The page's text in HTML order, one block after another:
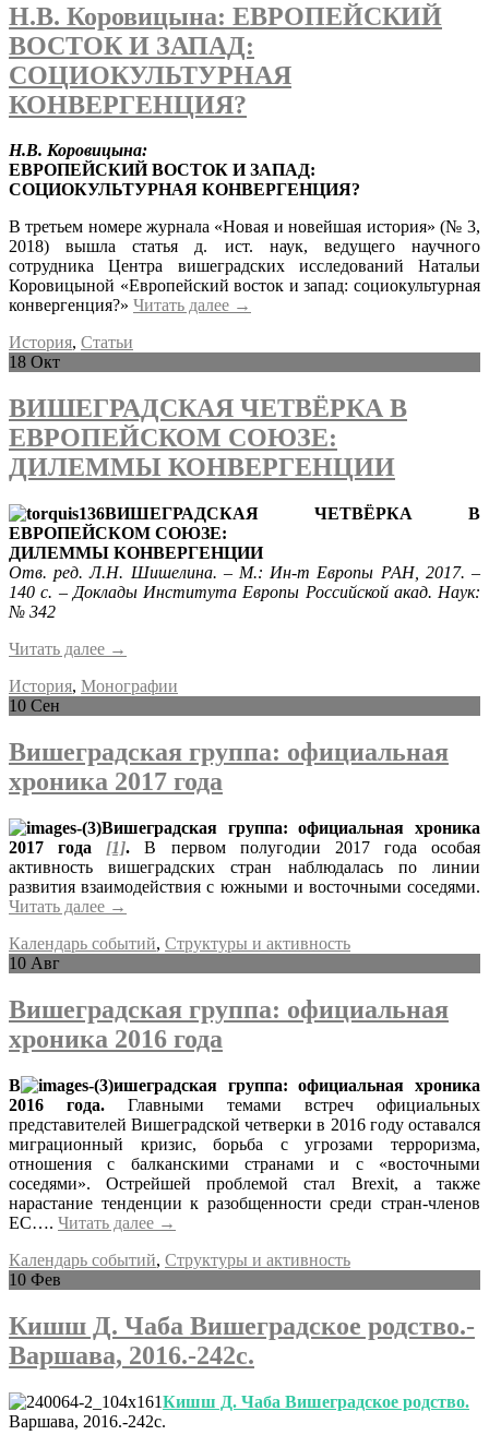
Н.В. Коровицына: ЕВРОПЕЙСКИЙ
ВОСТОК И ЗАПАД:
СОЦИОКУЛЬТУРНАЯ
КОНВЕРГЕНЦИЯ?
Н.В. Коровицына:
ЕВРОПЕЙСКИЙ ВОСТОК И ЗАПАД:
СОЦИОКУЛЬТУРНАЯ КОНВЕРГЕНЦИЯ?
В третьем номере журнала «Новая и новейшая история» (№ 3,
2018) вышла статья д. ист. наук, ведущего научного
сотрудника Центра вишеградских исследований Натальи
Коровицыной «Европейский восток и запад: социокультурная
конвергенция?» Читать далее →
История, Статьи
18 Окт
ВИШЕГРАДСКАЯ ЧЕТВЁРКА В
ЕВРОПЕЙСКОМ СОЮЗЕ:
ДИЛЕММЫ КОНВЕРГЕНЦИИ
ВИШЕГРАДСКАЯ ЧЕТВЁРКА В
ЕВРОПЕЙСКОМ СОЮЗЕ:
ДИЛЕММЫ КОНВЕРГЕНЦИИ
Отв. ред. Л.Н. Шишелина. – М.: Ин-т Европы РАН, 2017. –
140 с. – Доклады Института Европы Российской акад. Наук:
№ 342
Читать далее →
История, Монографии
10 Сен
Вишеградская группа: официальная
хроника 2017 года
Вишеградская группа: официальная хроника
2017 года [1].В первом полугодии 2017 года особая
активность вишеградских стран наблюдалась по линии
развития взаимодействия с южными и восточными соседями.
Читать далее →
Календарь событий, Структуры и активность
10 Авг
Вишеградская группа: официальная
хроника 2016 года
В
ишеградская группа: официальная хроника
2016 года. Главными темами встреч официальных
представителей Вишеградской четверки в 2016 году оставался
миграционный кризис, борьба с угрозами терроризма,
отношения с балканскими странами и с «восточными
соседями». Острейшей проблемой стал Brexit, а также
нарастание тенденции к разобщенности среди стран-членов
ЕС…. Читать далее →
Календарь событий, Структуры и активность
10 Фев
Кишш Д. Чаба Вишеградское родство.-
Варшава, 2016.-242с.
Кишш Д. Чаба Вишеградское родство.
Варшава, 2016.-242с.